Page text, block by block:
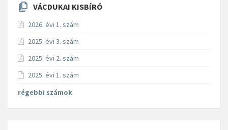
VÁCDUKAI KISBÍRÓ
2026. évi 1. szám
2025. évi 3. szám
2025. évi 2. szám
2025. évi 1. szám
régebbi számok